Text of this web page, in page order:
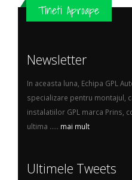
Tineti Aproape
Newsletter
In aceasta luna, Echipa GPL
specializare pentru montajul,
instalatiilor GPL marca Prins,
ultima ..... mai mult
Ultimele Tweets